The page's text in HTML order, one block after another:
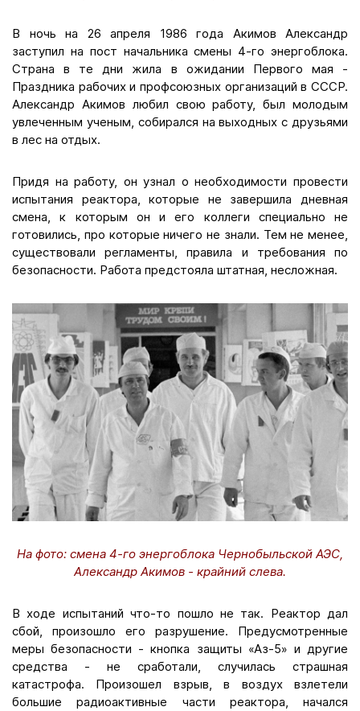
В ночь на 26 апреля 1986 года Акимов Александр
заступил на пост начальника смены 4-го энергоблока.
Страна в те дни жила в ожидании Первого мая -
Праздника рабочих и профсоюзных организаций в СССР.
Александр Акимов любил свою работу, был молодым
увлеченным ученым, собирался на выходных с друзьями
в лес на отдых.
Придя на работу, он узнал о необходимости провести
испытания реактора, которые не завершила дневная
смена, к которым он и его коллеги специально не
готовились, про которые ничего не знали. Тем не менее,
существовали регламенты, правила и требования по
безопасности. Работа предстояла штатная, несложная.
На фото: смена 4-го энергоблока Чернобыльской АЭС,
Александр Акимов - крайний слева.
В ходе испытаний что-то пошло не так. Реактор дал
сбой, произошло его разрушение. Предусмотренные
меры безопасности - кнопка защиты «Аз-5» и другие
средства - не сработали, случилась страшная
катастрофа. Произошел взрыв, в воздух взлетели
большие радиоактивные части реактора, начался